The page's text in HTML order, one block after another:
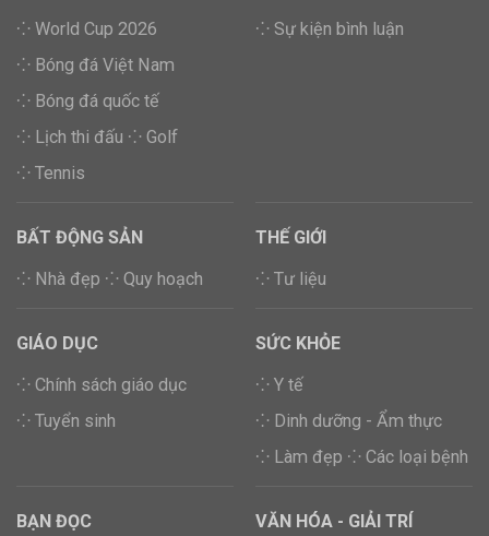
⁘ World Cup 2026
⁘ Bóng đá Việt Nam
⁘ Bóng đá quốc tế
⁘ Lịch thi đấu ⁘ Golf
⁘ Tennis
⁘ Sự kiện bình luận
BẤT ĐỘNG SẢN
⁘ Nhà đẹp ⁘ Quy hoạch
THẾ GIỚI
⁘ Tư liệu
GIÁO DỤC
⁘ Chính sách giáo dục
⁘ Tuyển sinh
SỨC KHỎE
⁘ Y tế
⁘ Dinh dưỡng - Ẩm thực
⁘ Làm đẹp ⁘ Các loại bệnh
BẠN ĐỌC
VĂN HÓA - GIẢI TRÍ